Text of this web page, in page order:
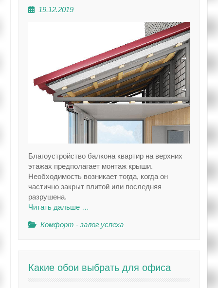
19.12.2019
Благоустройство балкона квартир на верхних
этажах предполагает монтаж крыши.
Необходимость возникает тогда, когда он
частично закрыт плитой или последняя
разрушена.
Читать дальше …
Комфорт - залог успеха
Какие обои выбрать для офиса